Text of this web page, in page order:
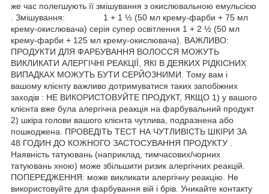
же час полегшують її змішування з окислювальною емульсією
. Змішування: 1 + 1 ½ (50 мл крему-фарби + 75 мл
крему-окислювача) серія супер освітлення 1 + 2 ½ (50 мл
крему-фарби + 125 мл крему-окислювача). ВАЖЛИВО:
ПРОДУКТИ ДЛЯ ФАРБУВАННЯ ВОЛОССЯ МОЖУТЬ
ВИКЛИКАТИ АЛЕРГІЧНІ РЕАКЦІЇ, ЯКІ В ДЕЯКИХ РІДКІСНИХ
ВИПАДКАХ МОЖУТЬ БУТИ СЕРЙОЗНИМИ. Тому вам і
вашому клієнту важливо дотримуватися таких запобіжних
заходів : НЕ ВИКОРИСТОВУЙТЕ ПРОДУКТ, ЯКЩО 1) у вашого
клієнта вже була алергічна реакція на фарбувальний продукт
2) шкіра голови вашого клієнта чутлива, подразнена або
пошкоджена. ПРОВЕДІТЬ ТЕСТ НА ЧУТЛИВІСТЬ ШКІРИ ЗА
48 ГОДИН ДО КОЖНОГО ЗАСТОСУВАННЯ ПРОДУКТУ .
Наявність татуювань (наприклад, тимчасових/чорних
татуювань хною) може збільшити ризик алергічних реакцій.
ПОПЕРЕДЖЕННЯ: може викликати алергічну реакцію. Не
використовуйте для фарбування вій і брів. Уникайте контакту